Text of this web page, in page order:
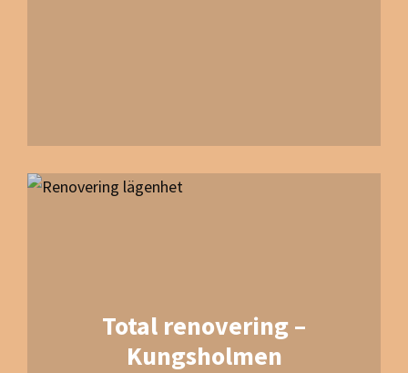
Total renovering –
Kungsholmen